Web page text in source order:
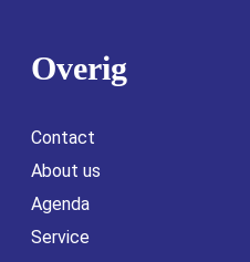
Overig
Contact
About us
Agenda
Service